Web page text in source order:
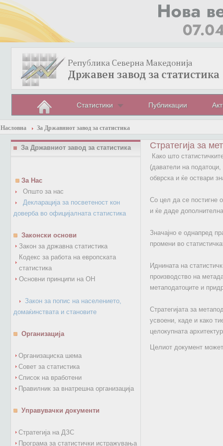
Статистики Публикации
Насловна За Државниот завод за статистика
За Државниот завод за статистика
За Нас
Општо за нас
Декларација за посветеност кон
доверба во официјалната статистика
Законски основи
Закон за државна статистика
Кодекс за работа на европската
статистика
Основни принципи на ОН
Закон за попис на населението,
домаќинствата и становите
Организација
Организациска шема
Совет за статистика
Список на вработени
Правилник за внатрешна организација
Управувачки документи
Стратегија на ДЗС
Програма за статистички истражувања
Стратегија за
Како што
(даватели на
обврска и ќе оствари
Со цел да се постигне
и ќе даде
Значајно е однапред
промени во
Иднината на
производство на
метаподатоците и
Стратегијата за
усвоени, каде и како
целокупната
Целиот документ